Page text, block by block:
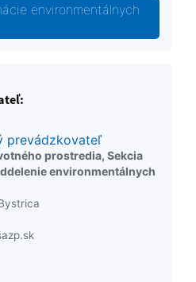
environmentálnych
prevádzkovateľ
prostredia, Sekcia
environmentálnych